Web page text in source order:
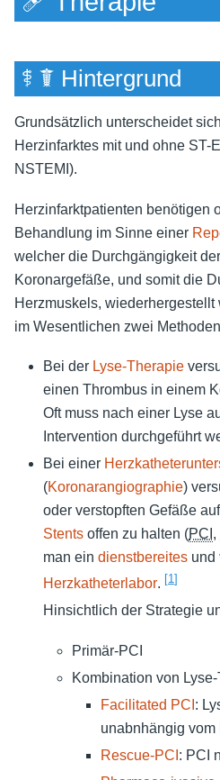
⚕ ☤ Hintergrund
Grundsätzlich unterscheidet
Herzinfarktes mit und ohne ST-
NSTEMI).
Herzinfarktpatienten benötigen
Behandlung im Sinne einer
welcher die Durchgängigkeit
Koronargefäße, und somit die
Herzmuskels,
im Wesentlichen zwei
Bei der Lyse-Therapie
einen Thrombus in einem
Oft muss nach einer Lyse
Intervention durchgeführt
Bei einer
(Koronarangiographie)
oder verstopften Gefäße
Stents offen zu halten (PCI ,
man ein dienstbereites und
Herzkatheterlabor. [1]
Hinsichtlich der Strategie
Primär-PCI
Kombination von
Facilitated PCI :
unabnhängig vom
Rescue-PCI : PCI